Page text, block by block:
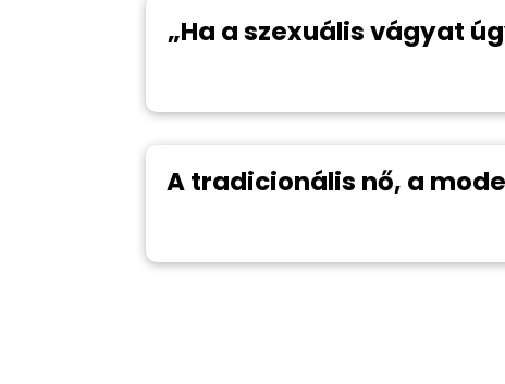
„Ha a szexuális vágyat
A tradicionális nő, a